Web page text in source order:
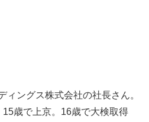
ィングス株式会社の社長さん。
歳で上京。16歳で大検取得